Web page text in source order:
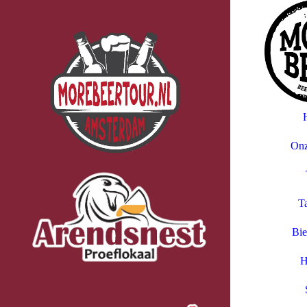
Morebeer